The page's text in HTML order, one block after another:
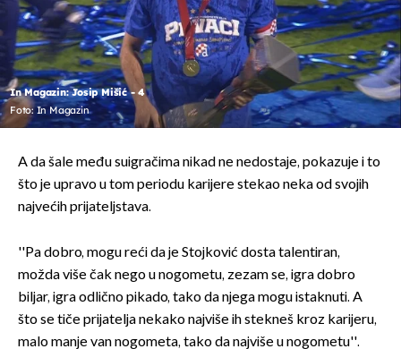
In Magazin: Josip Mišić - 4
Foto: In Magazin
A da šale među suigračima nikad ne nedostaje, pokazuje i to
što je upravo u tom periodu karijere stekao neka od svojih
najvećih prijateljstava.
''Pa dobro, mogu reći da je Stojković dosta talentiran,
možda više čak nego u nogometu, zezam se, igra dobro
biljar, igra odlično pikado, tako da njega mogu istaknuti. A
što se tiče prijatelja nekako najviše ih stekneš kroz karijeru,
malo manje van nogometa, tako da najviše u nogometu''.